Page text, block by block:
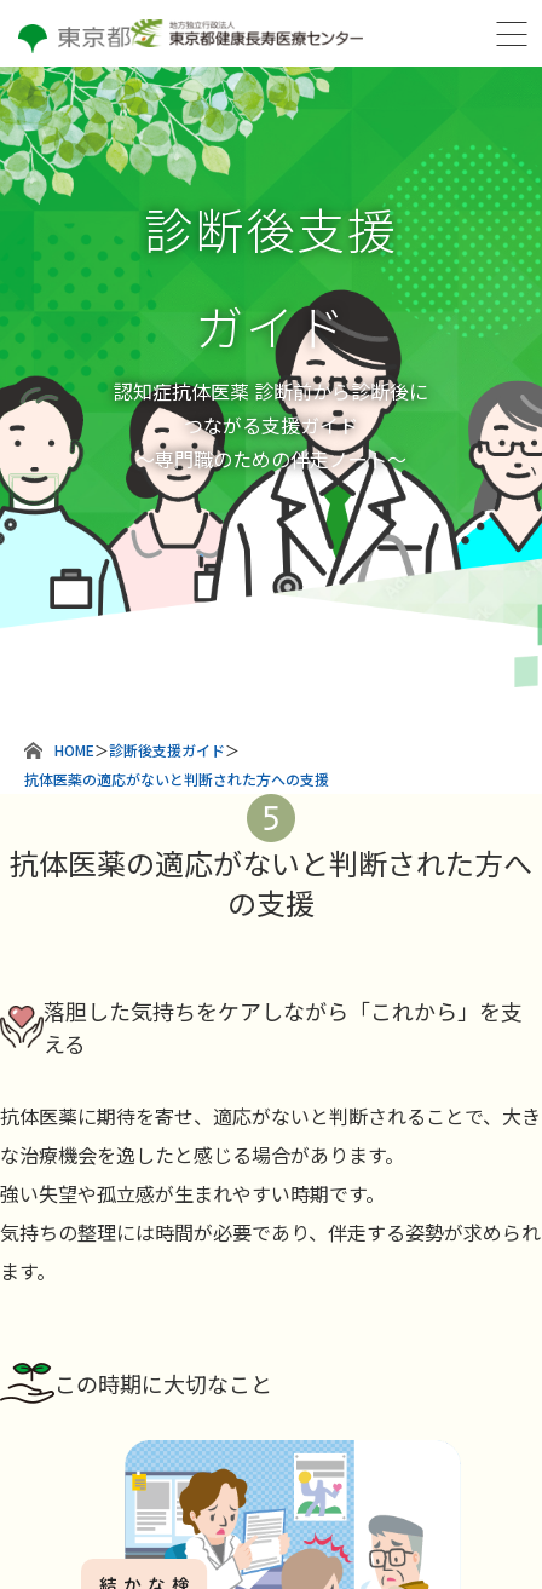
診断後支援
ガイド
認知症抗体医薬 診断前から診断後に
つながる支援ガイド
～専門職のための伴走ノート～
HOME＞診断後支援ガイド＞
抗体医薬の適応がないと判断された方への支援
抗体医薬の適応がないと判断された方へ
の支援
落胆した気持ちをケアしながら「これから」を支
える
抗体医薬に期待を寄せ、適応がないと判断されることで、大き
な治療機会を逸したと感じる場合があります。
強い失望や孤立感が生まれやすい時期です。
気持ちの整理には時間が必要であり、伴走する姿勢が求められ
ます。
この時期に大切なこと